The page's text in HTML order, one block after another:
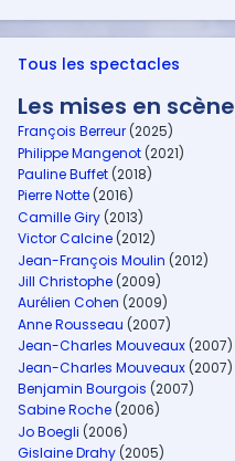
Tous les spectacles
Les mises en scène
François Berreur (2025)
Philippe Mangenot (2021)
Pauline Buffet (2018)
Pierre Notte (2016)
Camille Giry (2013)
Victor Calcine (2012)
Jean-François Moulin (2012)
Jill Christophe (2009)
Aurélien Cohen (2009)
Anne Rousseau (2007)
Jean-Charles Mouveaux (2007)
Jean-Charles Mouveaux (2007)
Benjamin Bourgois (2007)
Sabine Roche (2006)
Jo Boegli (2006)
Gislaine Drahy (2005)